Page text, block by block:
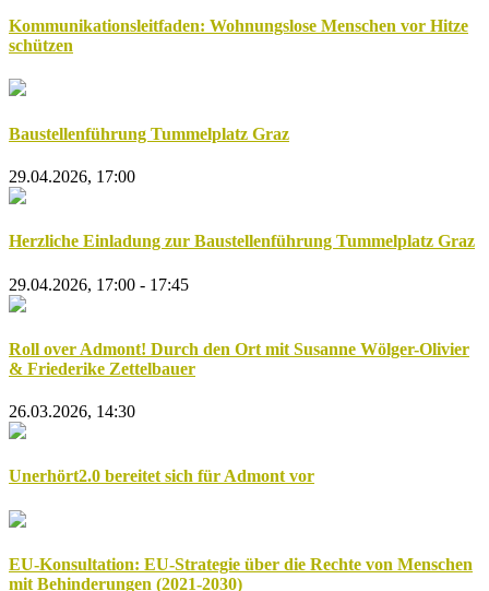
Kommunikationsleitfaden: Wohnungslose Menschen vor Hitze
schützen
Baustellenführung Tummelplatz Graz
29.04.2026, 17:00
Herzliche Einladung zur Baustellenführung Tummelplatz Graz
29.04.2026, 17:00 - 17:45
Roll over Admont! Durch den Ort mit Susanne Wölger-Olivier
& Friederike Zettelbauer
26.03.2026, 14:30
Unerhört2.0 bereitet sich für Admont vor
EU-Konsultation: EU-Strategie über die Rechte von Menschen
mit Behinderungen (2021-2030)